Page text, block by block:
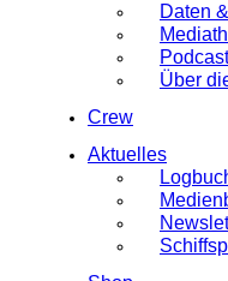
Daten
Podcast
Über
Crew
Aktuelles